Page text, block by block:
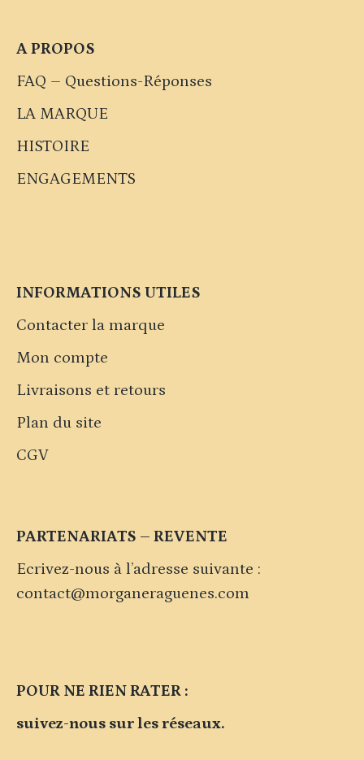
A PROPOS
FAQ – Questions-Réponses
LA MARQUE
HISTOIRE
ENGAGEMENTS
INFORMATIONS UTILES
Contacter la marque
Mon compte
Livraisons et retours
Plan du site
CGV
PARTENARIATS – REVENTE
Ecrivez-nous à l’adresse suivante :
contact@morganeraguenes.com
POUR NE RIEN RATER :
suivez-nous sur les réseaux.